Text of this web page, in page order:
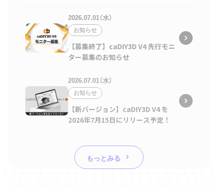
2026.07.01（水）
お知らせ
【募集終了】caDIY3D V4 先行モニ
ター募集のお知らせ
2026.07.01（水）
お知らせ
【新バージョン】caDIY3D V4 を
2026年7月15日にリリース予定！
もっとみる